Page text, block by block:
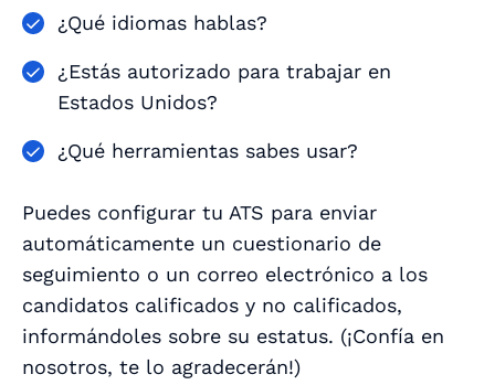
¿Qué idiomas hablas?
¿Estás autorizado para trabajar en
Estados Unidos?
¿Qué herramientas sabes usar?
Puedes configurar tu ATS para enviar
automáticamente un cuestionario de
seguimiento o un correo electrónico a los
candidatos calificados y no calificados,
informándoles sobre su estatus. (¡Confía en
nosotros, te lo agradecerán!)